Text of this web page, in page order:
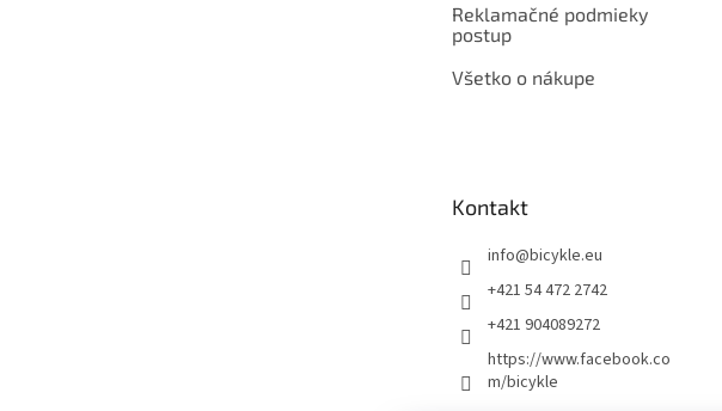
Reklamačné podmieky
postup
Všetko o nákupe
Kontakt
info@bicykle.eu
+421 54 472 2742
+421 904089272
https://www.facebook.co
m/bicykle